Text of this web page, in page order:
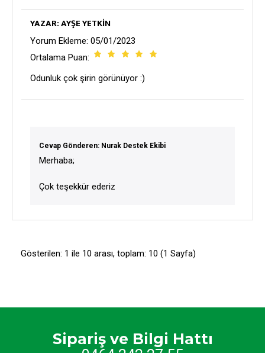
YAZAR: AYŞE YETKIN
Yorum Ekleme: 05/01/2023
Ortalama Puan:
Odunluk çok şirin görünüyor :)
Cevap Gönderen: Nurak Destek Ekibi
Merhaba;
Çok teşekkür ederiz
Gösterilen: 1 ile 10 arası, toplam: 10 (1 Sayfa)
Sipariş ve Bilgi Hattı